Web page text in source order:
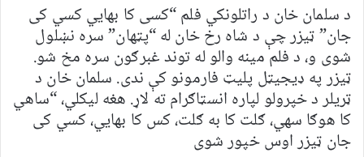
د سلمان خان د راتلونکي فلم “کسی کا بهايي کسي کی
جان” ټیزر چې د شاه رخ خان له “پټهان” سره نښلول
شوی و، د فلم مینه والو له توند غبرګون سره مخ شو.
ټیزر په ډیجیټل پلیټ فارمونو کې ندی. سلمان خان د
ټریلر د خپرولو لپاره انسټاګرام ته لاړ. هغه لیکلي، “ساهي
کا هوګا سهي، ګلت کا به ګلت، کس کا بهايي، کسي کی
جان ټیزر اوس خپور شوی